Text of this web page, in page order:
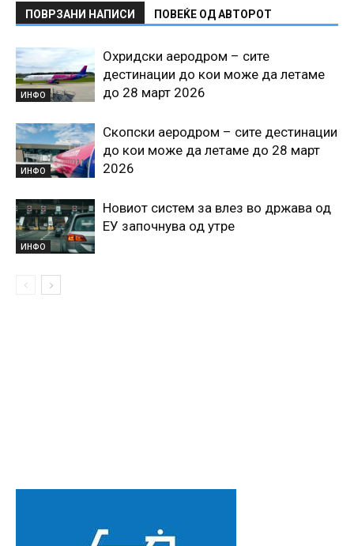
ПОВРЗАНИ НАПИСИ ПОВЕЌЕ ОД АВТОРОТ
ИНФО
Охридски аеродром – сите
дестинации до кои може да летаме
до 28 март 2026
ИНФО
Скопски аеродром – сите дестинации
до кои може да летаме до 28 март
2026
ИНФО
Новиот систем за влез во држава од
ЕУ започнува од утре